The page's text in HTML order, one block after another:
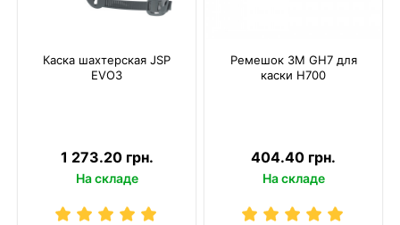
Каска шахтерская JSP
EVO3
1 273.20 грн.
На складе
Ремешок 3M GH7 для
каски H700
404.40 грн.
На складе